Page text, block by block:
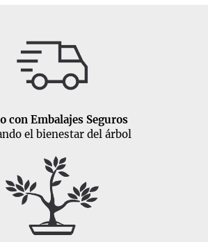
con Embalajes Seguros
el bienestar del árbol